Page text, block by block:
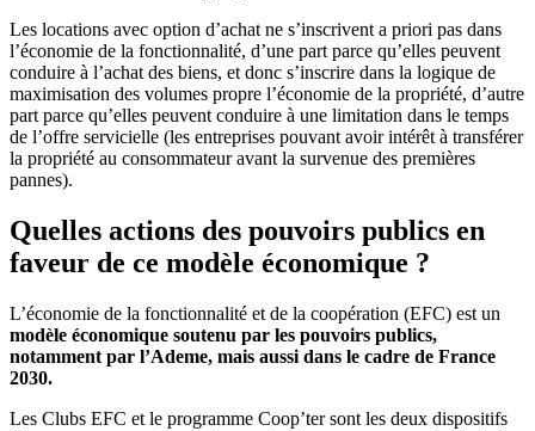
Les locations avec option d’achat ne s’inscrivent a priori pas dans
l’économie de la fonctionnalité, d’une part parce qu’elles peuvent
conduire à l’achat des biens, et donc s’inscrire dans la logique de
maximisation des volumes propre l’économie de la propriété, d’autre
part parce qu’elles peuvent conduire à une limitation dans le temps
de l’offre servicielle (les entreprises pouvant avoir intérêt à transférer
la propriété au consommateur avant la survenue des premières
pannes).
Quelles actions des pouvoirs publics en
faveur de ce modèle économique ?
L’économie de la fonctionnalité et de la coopération (EFC) est un
modèle économique soutenu par les pouvoirs publics,
notamment par l’Ademe, mais aussi dans le cadre de France
2030.
Les Clubs EFC et le programme Coop’ter sont les deux dispositifs